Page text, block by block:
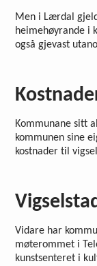
Men i Lærdal
heimehøyrande i
også gjevast
Kommunane sitt
kommunen sine
kostnader til
Vidare har
møterommet i
kunstsenteret i